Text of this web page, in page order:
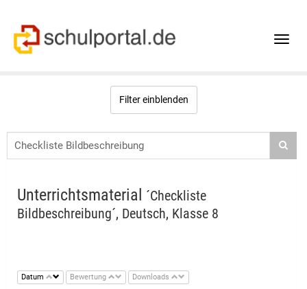
Toggle
Filter einblenden
Unterrichtsmaterial ´Checkliste
Bildbeschreibung´, Deutsch, Klasse 8
Datum Bewertung Downloads